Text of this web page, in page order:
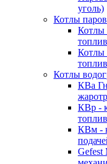
уголь)
Котлы
Котлы
Котлы
Котлы
КВа
КВр -
КВм -
Gefest